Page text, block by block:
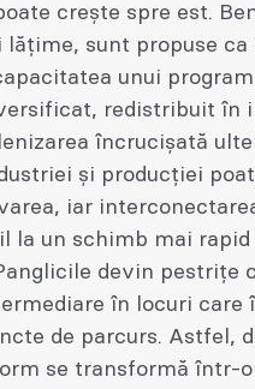
crește spre est.
sunt propuse ca
unui program
redistribuit în
încrucișată
și producției
iar
la un schimb mai rapid
devin pestrițe
în locuri care
de parcurs. Astfel,
se transformă într-o